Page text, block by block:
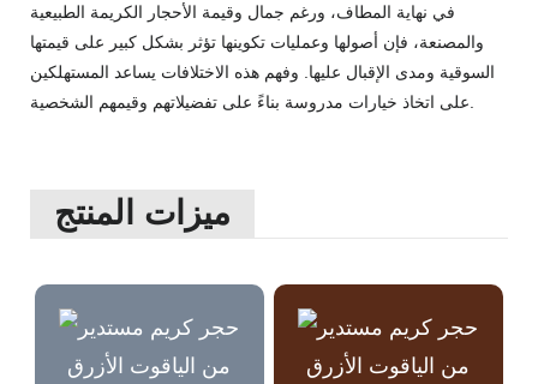
في نهاية المطاف، ورغم جمال وقيمة الأحجار الكريمة الطبيعية
والمصنعة، فإن أصولها وعمليات تكوينها تؤثر بشكل كبير على قيمتها
السوقية ومدى الإقبال عليها. وفهم هذه الاختلافات يساعد المستهلكين
ميزات المنتج